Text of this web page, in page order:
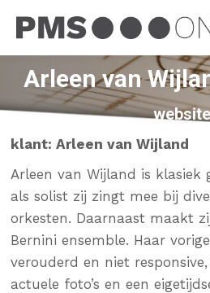
Arleen van
website
klant: Arleen van Wijland
Arleen van Wijland is klasiek
als solist zij zingt mee bij
orkesten. Daarnaast maakt
Bernini ensemble. Haar
verouderd en niet
actuele foto’s en een